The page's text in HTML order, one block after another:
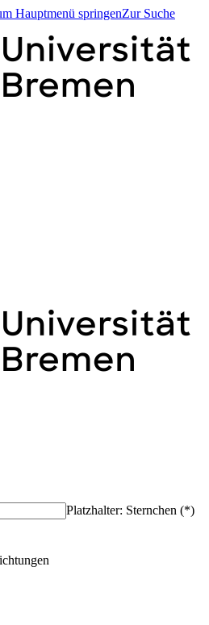
Hauptmenü springenZur Suche
Platzhalter: Sternchen (*)